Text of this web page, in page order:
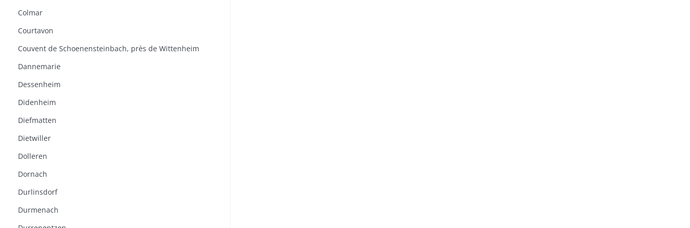
Colmar
Courtavon
Couvent de Schoenensteinbach, près de Wittenheim
Dannemarie
Dessenheim
Didenheim
Diefmatten
Dietwiller
Dolleren
Dornach
Durlinsdorf
Durmenach